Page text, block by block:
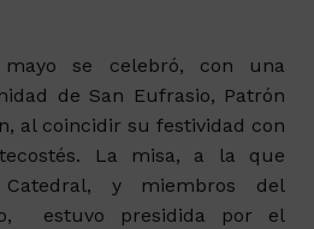
se celebró, con una
de San Eufrasio, Patrón
al coincidir su festividad con
La misa, a la que
y miembros del
estuvo presidida por el